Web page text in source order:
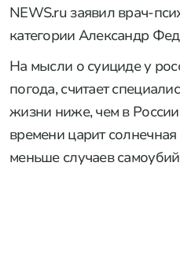
NEWS.ru заявил врач-
категории Александр
На мысли о суициде у
погода, считает
жизни ниже, чем в
времени царит
меньше случаев